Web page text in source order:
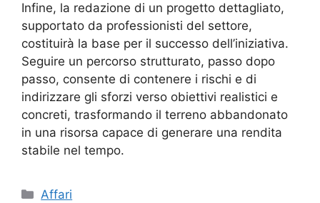
Infine, la redazione di un progetto dettagliato,
supportato da professionisti del settore,
costituirà la base per il successo dell’iniziativa.
Seguire un percorso strutturato, passo dopo
passo, consente di contenere i rischi e di
indirizzare gli sforzi verso obiettivi realistici e
concreti, trasformando il terreno abbandonato
in una risorsa capace di generare una rendita
stabile nel tempo.
Categorie
Affari